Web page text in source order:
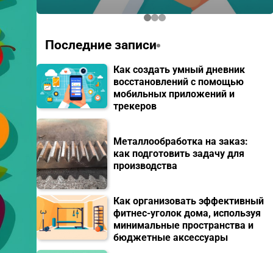
Последние записи
Как создать умный дневник
восстановлений с помощью
мобильных приложений и
трекеров
Металлообработка на заказ:
как подготовить задачу для
производства
Как организовать эффективный
фитнес-уголок дома, используя
минимальные пространства и
бюджетные аксессуары